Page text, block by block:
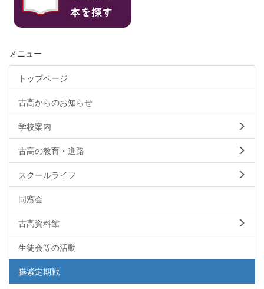
メニュー
トップページ
古高からのお知らせ
学校案内
古高の教育・進路
スクールライフ
同窓会
古高資料館
生徒会等の活動
臙紫定期戦